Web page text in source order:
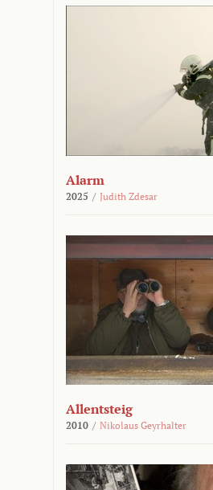
Alarm
2025 / Judith Zdesar
Allentsteig
2010 / Nikolaus Geyrhalter